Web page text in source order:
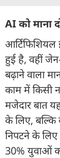
AI को माना
आर्टिफिशियल
हुई है, वहीं
बढ़ाने वाला
काम में किसी
मजेदार बात
के लिए,
निपटने के
30% युवाओं